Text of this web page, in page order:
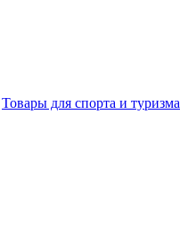
Товары для спорта и туризма